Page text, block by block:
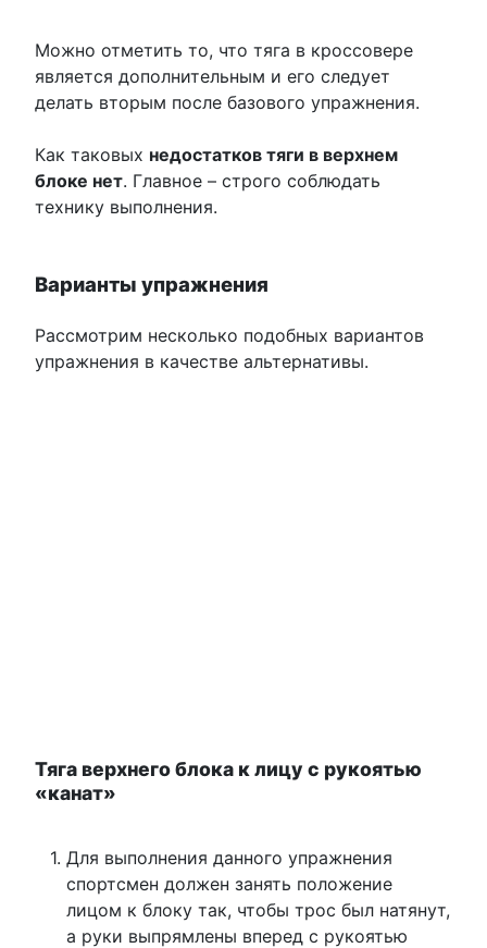
Можно отметить то, что тяга в кроссовере
является дополнительным и его следует
делать вторым после базового упражнения.
Как таковых недостатков тяги в верхнем
блоке нет. Главное – строго соблюдать
технику выполнения.
Варианты упражнения
Рассмотрим несколько подобных вариантов
упражнения в качестве альтернативы.
Тяга верхнего блока к лицу с рукоятью
«канат»
Для выполнения данного упражнения
спортсмен должен занять положение
лицом к блоку так, чтобы трос был натянут,
а руки выпрямлены вперед с рукоятью